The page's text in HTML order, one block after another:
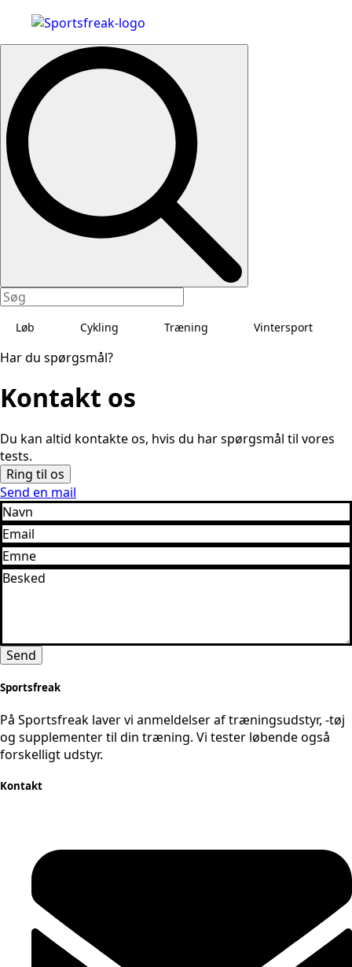
Search
Løb Cykling Træning Vintersport
Har du spørgsmål?
Kontakt os
Du kan altid kontakte os, hvis du har spørgsmål til vores
tests.
Ring til os
Send en mail
Send
Sportsfreak
På Sportsfreak laver vi anmeldelser af træningsudstyr, -tøj
og supplementer til din træning. Vi tester løbende også
forskelligt udstyr.
Kontakt